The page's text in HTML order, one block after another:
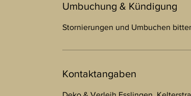
Umbuchung & Kündigung
Stornierungen und Umbuchen
Kontaktangaben